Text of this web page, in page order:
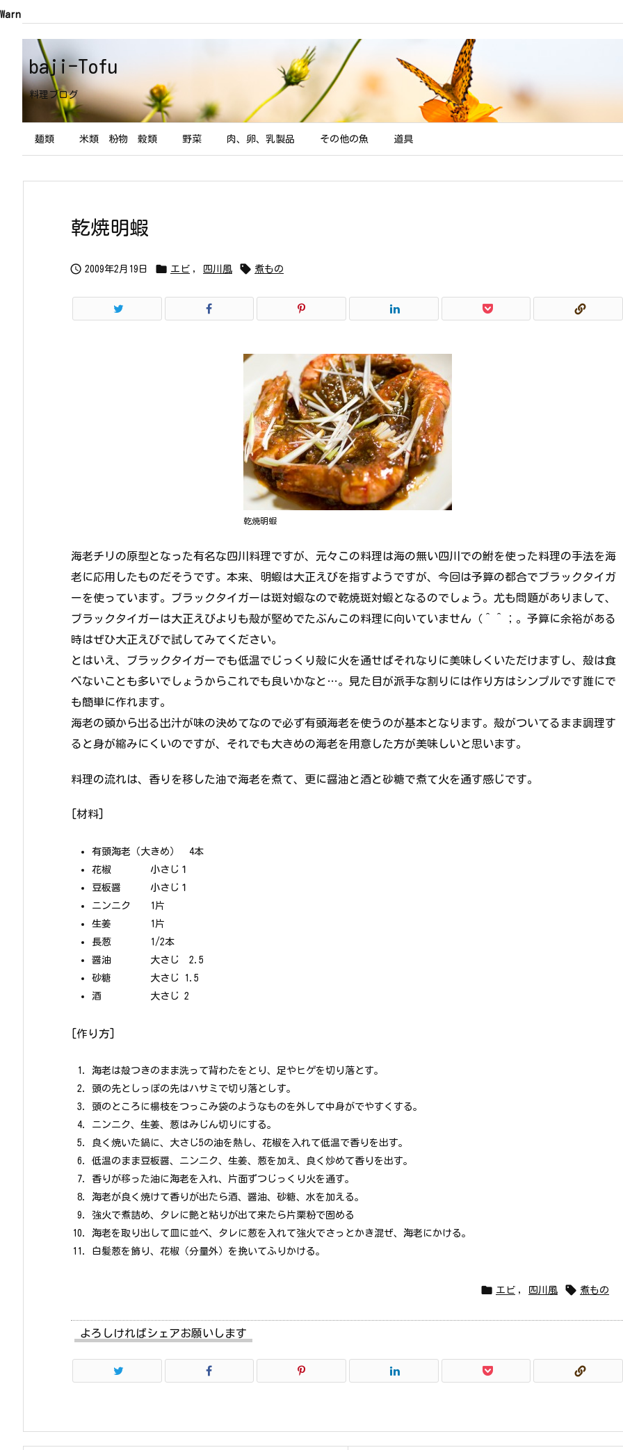
Warning
baji-Tofu
料理ブログ
麺類 米類 粉物 穀類 野菜 肉、卵、乳製品 その他の魚 道具
乾焼明蝦
 2009年2月19日  エビ , 四川風  煮もの
乾焼明蝦
海老チリの原型となった有名な四川料理ですが、元々この料理は海の無い四川での鮒を使った料理の手法を海
老に応用したものだそうです。本来、明蝦は大正えびを指すようですが、今回は予算の都合でブラックタイガ
ーを使っています。ブラックタイガーは斑対蝦なので乾焼斑対蝦となるのでしょう。尤も問題がありまして、
ブラックタイガーは大正えびよりも殻が堅めでたぶんこの料理に向いていません（＾＾；。予算に余裕がある
時はぜひ大正えびで試してみてください。
とはいえ、ブラックタイガーでも低温でじっくり殻に火を通せばそれなりに美味しくいただけますし、殻は食
べないことも多いでしょうからこれでも良いかなと…。見た目が派手な割りには作り方はシンプルです誰にで
も簡単に作れます。
海老の頭から出る出汁が味の決めてなので必ず有頭海老を使うのが基本となります。殻がついてるまま調理す
ると身が縮みにくいのですが、それでも大きめの海老を用意した方が美味しいと思います。
料理の流れは、香りを移した油で海老を煮て、更に醤油と酒と砂糖で煮て火を通す感じです。
[材料]
有頭海老（大きめ） 4本
花椒 小さじ１
豆板醤 小さじ１
ニンニク 1片
生姜 1片
長葱 1/2本
醤油 大さじ 2.5
砂糖 大さじ 1.5
酒 大さじ 2
[作り方]
海老は殻つきのまま洗って背わたをとり、足やヒゲを切り落とす。
頭の先としっぽの先はハサミで切り落としす。
頭のところに楊枝をつっこみ袋のようなものを外して中身がでやすくする。
ニンニク、生姜、葱はみじん切りにする。
良く焼いた鍋に、大さじ5の油を熱し、花椒を入れて低温で香りを出す。
低温のまま豆板醤、ニンニク、生姜、葱を加え、良く炒めて香りを出す。
香りが移った油に海老を入れ、片面ずつじっくり火を通す。
海老が良く焼けて香りが出たら酒、醤油、砂糖、水を加える。
強火で煮詰め、タレに艶と粘りが出て来たら片栗粉で固める
海老を取り出して皿に並べ、タレに葱を入れて強火でさっとかき混ぜ、海老にかける。
白髪葱を飾り、花椒（分量外）を挽いてふりかける。
 エビ , 四川風  煮もの
よろしければシェアお願いします